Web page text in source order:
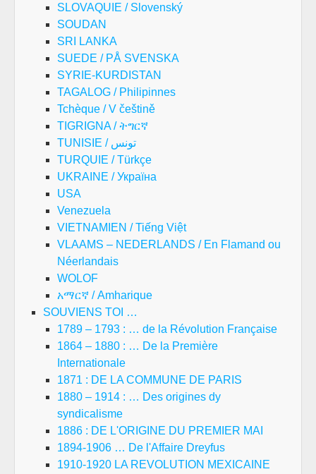
SLOVAQUIE / Slovenský
SOUDAN
SRI LANKA
SUEDE / PÅ SVENSKA
SYRIE-KURDISTAN
TAGALOG / Philipinnes
Tchèque / V češtině
TIGRIGNA / ትግርኛ
TUNISIE / تونس
TURQUIE / Türkçe
UKRAINE / Україна
USA
Venezuela
VIETNAMIEN / Tiếng Việt
VLAAMS – NEDERLANDS / En Flamand ou
Néerlandais
WOLOF
አማርኛ / Amharique
SOUVIENS TOI …
1789 – 1793 : … de la Révolution Française
1864 – 1880 : … De la Première
Internationale
1871 : DE LA COMMUNE DE PARIS
1880 – 1914 : … Des origines dy
syndicalisme
1886 : DE L'ORIGINE DU PREMIER MAI
1894-1906 … De l'Affaire Dreyfus
1910-1920 LA REVOLUTION MEXICAINE